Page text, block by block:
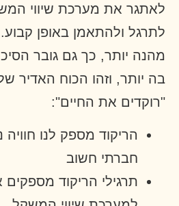
לאתגר את מערכת שיווי
לתרגל ולהתאמן באופן
מהנה יותר, כך גם גובר
בה יותר, וזהו הכוח האדיר
"רוקדים את החיים":
הריקוד מספק לנו
חברתי חשוב
תרגילי הריקוד מספקים